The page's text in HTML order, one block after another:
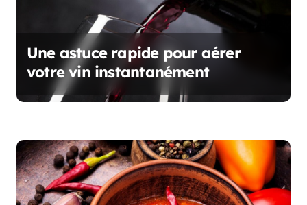
Une astuce rapide pour aérer
votre vin instantanément